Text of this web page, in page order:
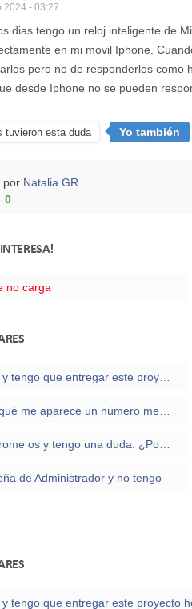
2024 - 03:27
dias tengo un reloj inteligente de
en mi móvil Iphone.
pero no de responderlos
desde Iphone no se pueden
tuvieron esta duda Yo también
por Natalia GR
0
no carga
de Administrador y no tengo